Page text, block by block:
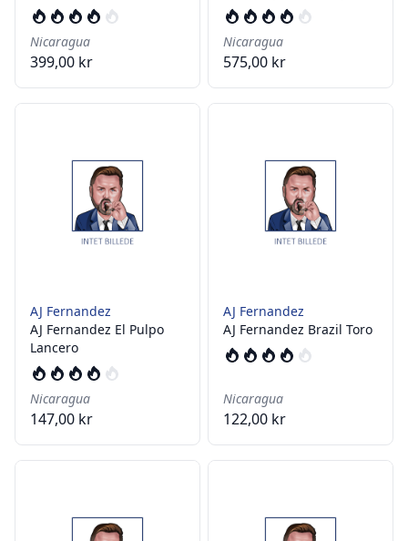
Nicaragua
399,00 kr
Nicaragua
575,00 kr
AJ Fernandez
AJ Fernandez El Pulpo
Lancero
Nicaragua
147,00 kr
AJ Fernandez
AJ Fernandez Brazil Toro
Nicaragua
122,00 kr